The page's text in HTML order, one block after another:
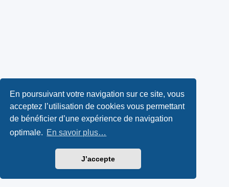
En poursuivant votre navigation sur ce site, vous
acceptez l’utilisation de cookies vous permettant
de bénéficier d’une expérience de navigation
optimale. En savoir plus…
J’accepte